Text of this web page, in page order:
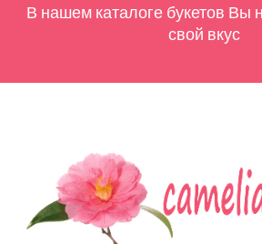
В нашем каталоге букетов Вы
свой вкус